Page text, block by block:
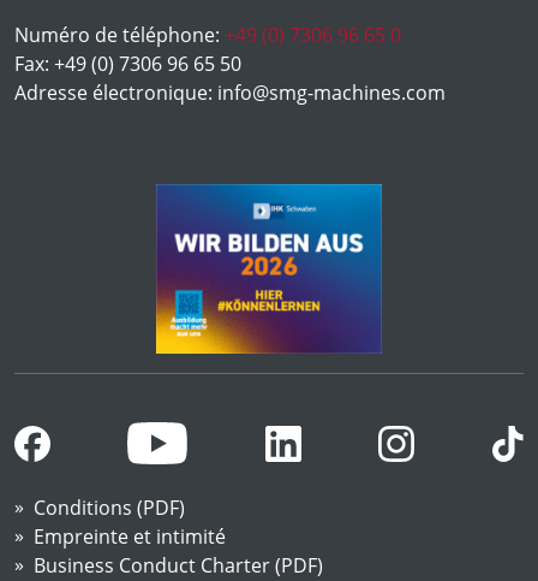
Numéro de téléphone: +49 (0) 7306 96 65 0
Fax: +49 (0) 7306 96 65 50
Adresse électronique: info@smg-machines.com
Conditions (PDF)
Empreinte et intimité
Business Conduct Charter (PDF)